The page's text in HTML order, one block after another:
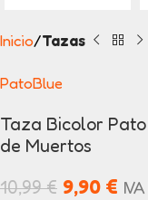
Inicio Tazas
PatoBlue
Taza Bicolor
de Muertos
10,99€ 9,90 €